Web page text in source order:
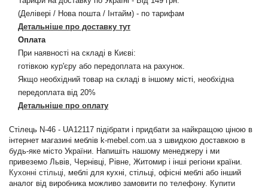
(Делівері / Нова пошта / Інтайм) - по тарифам
Детальніше про доставку тут
Оплата
При наявності на складі в Києві:
готівкою кур'єру або передоплата на рахунок.
Якщо необхідний товар на складі в іншому місті, необхідна
передоплата від 20%
Детальніше про оплату
Стілець N-46 - UA12117 підібрати і придбати за найкращою ціною в
інтернет магазині меблів k-mebel.com.ua з швидкою доставкою в
будь-яке місто України. Напишіть нашому менеджеру і ми
привеземо Львів, Чернівці, Рівне, Житомир і інші регіони країни.
Кухонні стільці, меблі для кухні, стільці, офісні меблі або інший
аналог від виробника можливо замовити по телефону. Купити